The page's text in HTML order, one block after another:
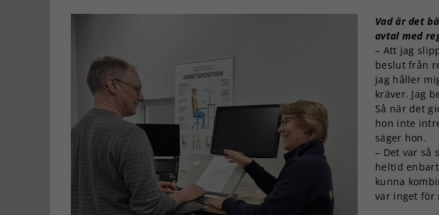
Vad är det
avtal med
– Att jag
beslut från
jag håller
kräver. Jag
Så när det
hon inte
säger hon.
– Det var så
heltid
kunna
var inget för